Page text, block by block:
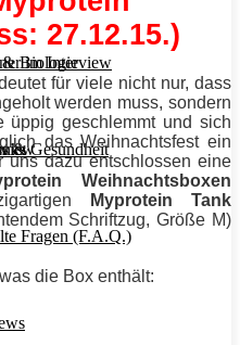
& Biologie
& Gesundheit
Fragen (F.A.Q.)
im Interview
27.12.15.)
für viele nicht nur, dass
werden muss, sondern
üppig geschlemmt und sich
das Weihnachtsfest ein
dazu entschlossen eine
Weihnachtsboxen
Myprotein Tank
Schriftzug, Größe M)
die Box enthält: